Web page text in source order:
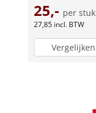
25,- per stuk
27,85 incl. BTW
Vergelijken